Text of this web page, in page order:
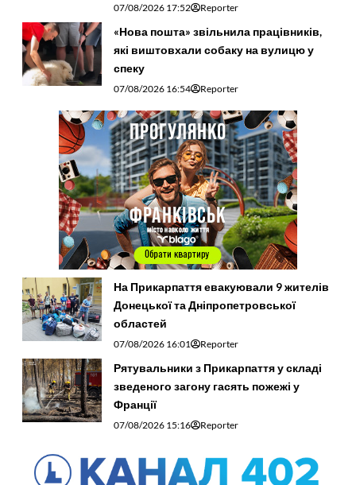
07/08/2026 17:52 Reporter
«Нова пошта» звільнила працівників,
які виштовхали собаку на вулицю у
спеку
07/08/2026 16:54 Reporter
На Прикарпаття евакуювали 9 жителів
Донецької та Дніпропетровської
областей
07/08/2026 16:01 Reporter
Рятувальники з Прикарпаття у складі
зведеного загону гасять пожежі у
Франції
07/08/2026 15:16 Reporter